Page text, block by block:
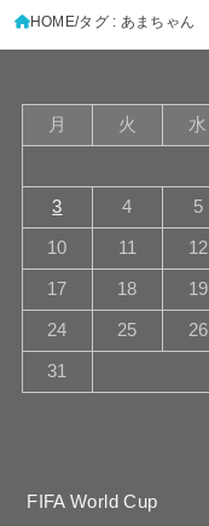
HOME タグ : あまちゃん
月
火 水
3 4 5
10 11 12
17 18 19
24 25 26
31
FIFA World Cup